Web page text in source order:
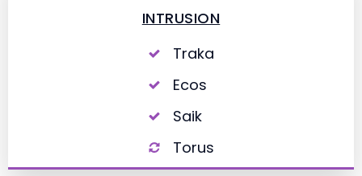
INTRUSION
Traka
Ecos
Saik
Torus